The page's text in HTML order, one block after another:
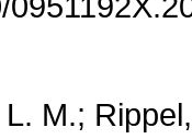
M.;